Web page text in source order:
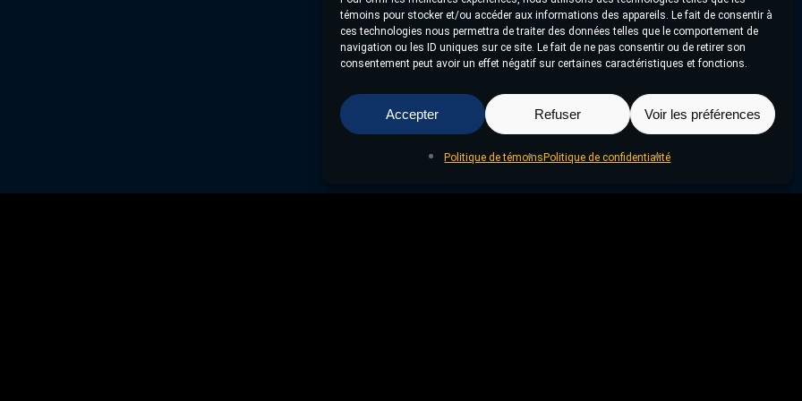
témoins pour stocker et/ou accéder aux informations des appareils. Le fait de consentir à
ces technologies nous permettra de traiter des données telles que le comportement de
navigation ou les ID uniques sur ce site. Le fait de ne pas consentir ou de retirer son
consentement peut avoir un effet négatif sur certaines caractéristiques et fonctions.
Accepter Refuser Voir les préférences
Politique de témoins Politique de confidentialité